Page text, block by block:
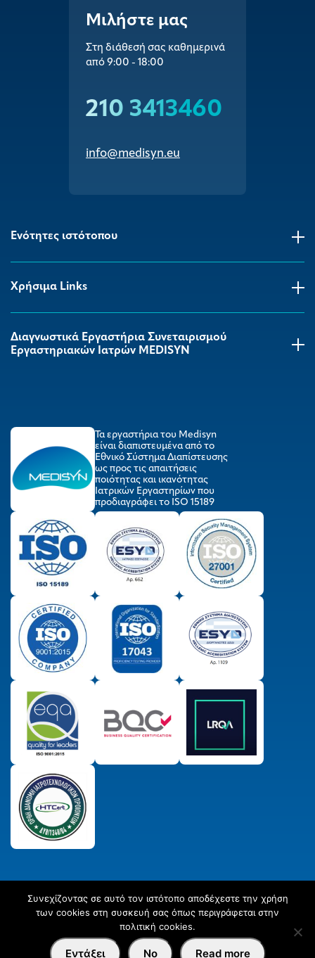
Μιλήστε μας
Στη διάθεσή σας καθημερινά
από 9:00 - 18:00
210 3413460
info@medisyn.eu
Ενότητες ιστότοπου
Χρήσιμα Links
Διαγνωστικά Εργαστήρια Συνεταιρισμού
Εργαστηριακών Ιατρών MEDISYΝ
Τα εργαστήρια του Medisyn
είναι διαπιστευμένα από το
Εθνικό Σύστημα Διαπίστευσης
ως προς τις απαιτήσεις
ποιότητας και ικανότητας
Ιατρικών Εργαστηρίων που
προδιαγράφει το ISO 15189
© 2025 Παραγωγικός & Πιστωτικός Συνεταιρισμός
Εργαστηριακών Ιατρών ΣΥΝ. ΠΕ.
All Rights Reserved
Created
Συνεχίζοντας σε αυτό τον ιστότοπο αποδέχεστε την χρήση
των cookies στη συσκευή σας όπως περιγράφεται στην
πολιτική cookies.
Εντάξει No Read more